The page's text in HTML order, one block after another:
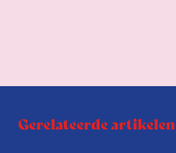
Gerelateerde artikelen